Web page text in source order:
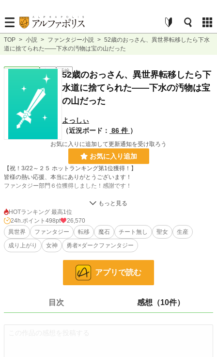
TOP > 小説 > ファンタジー小説 > 52歳のおっさん、異世界転移したら下水
道に捨てられた――下水の汚物は宝の山だった
ファンタジー 完結 長編
52歳のおっさん、異世界転移したら下
水道に捨てられた――下水の汚物は宝
の山だった
よっしぃ
（近況ボード： 86 件 ）
お気に入りに追加して更新通知を受け取ろう
お気に入り追加
【祝！3/22～２５ ホットランキング第1位獲得！】
皆様の熱い応援、本当にありがとうございます！
ファンタジー部門６位獲得しました！感謝です！
【書籍化作家の本気作。まず1話、読んでください】
電車でマナー違反を注意したら、逆ギレされて殴られた。
気がついたら異世界召喚。
だが能力鑑定は「なし」。魔力適性も「なし」。
52歳のおっさんに、異世界は容赦ない。
玄湊康太郎。職業、設備管理。趣味、健康管理。
血管年齢は実年齢マイナス20歳。
だが、転んだ拍子に起きた「偶然の浄化」が、すべてを変えた。
下水には、地上の連中が気づかない「資源」が眠っている。
HOTランキング 最高1位
24h.ポイント 498pt
26,570
異世界
ファンタジー 転移 魔石 チート無し 聖女
生産
成り上がり
女神 勇者×ダークファンタジー
アプリで読む
目次 感想（10件）